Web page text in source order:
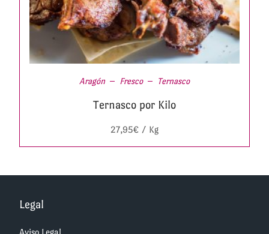
Aragón Fresco Ternasco
Ternasco por Kilo
27,95€ / Kg
Legal